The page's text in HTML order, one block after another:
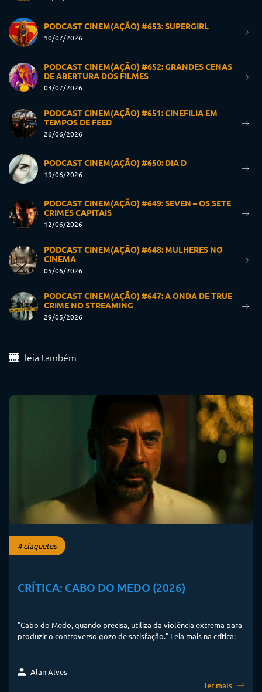
PODCAST CINEM(AÇÃO) #653: SUPERGIRL
10/07/2026
PODCAST CINEM(AÇÃO) #652: GRANDES CENAS
DE ABERTURA DOS FILMES
03/07/2026
PODCAST CINEM(AÇÃO) #651: CINEFILIA EM
TEMPOS DE FEED
26/06/2026
PODCAST CINEM(AÇÃO) #650: DIA D
19/06/2026
PODCAST CINEM(AÇÃO) #649: SEVEN – OS SETE
CRIMES CAPITAIS
12/06/2026
PODCAST CINEM(AÇÃO) #648: MULHERES NO
CINEMA
05/06/2026
PODCAST CINEM(AÇÃO) #647: A ONDA DE TRUE
CRIME NO STREAMING
29/05/2026
leia também
4 claquetes
CRÍTICA: CABO DO MEDO (2026)
"Cabo do Medo, quando precisa, utiliza da violência extrema para
produzir o controverso gozo de satisfação." Leia mais na crítica:
Alan Alves
ler mais